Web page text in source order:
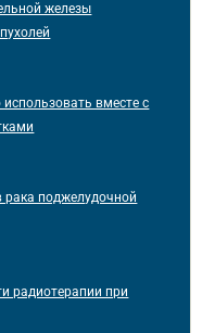
железы
вместе с
рака поджелудочной
радиотерапии при